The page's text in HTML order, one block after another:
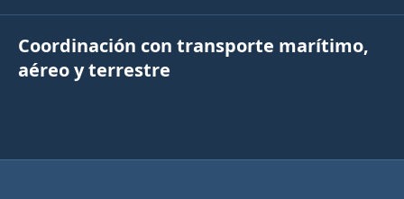
Coordinación con transporte marítimo,
aéreo y terrestre